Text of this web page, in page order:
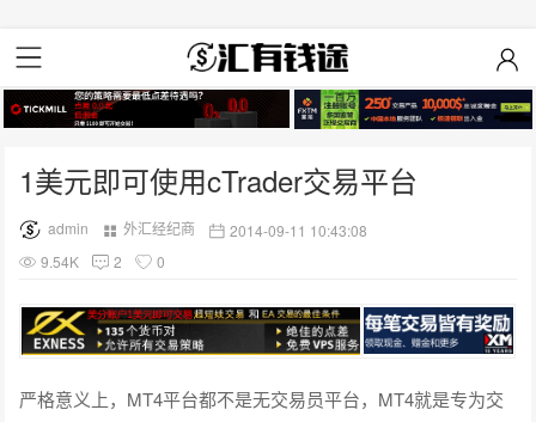
1美元即可使用cTrader交易平台
admin 外汇经纪商
2014-09-11 10:43:08
9.54K
2 0
严格意义上，MT4平台都不是无交易员平台，MT4就是专为交